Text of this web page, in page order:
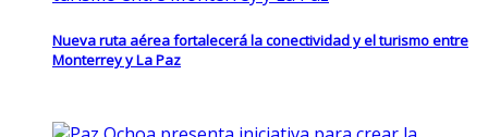
Nueva ruta aérea fortalecerá la conectividad y el turismo entre
Monterrey y La Paz